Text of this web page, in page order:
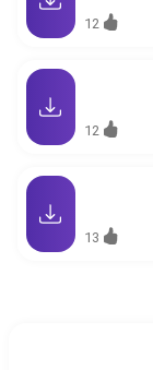
12
12
13